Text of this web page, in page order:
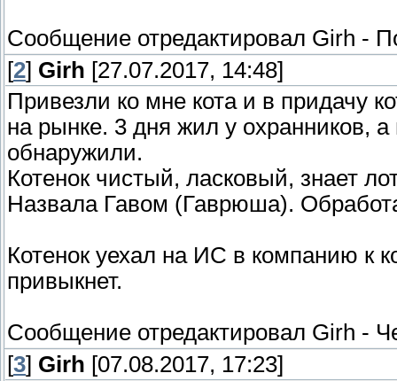
Сообщение отредактировал Girh -
[2] Girh [27.07.2017, 14:48]
Привезли ко мне кота и в придачу
на рынке. 3 дня жил у охранников, а
обнаружили.
Котенок чистый, ласковый, знает
Назвала Гавом (Гаврюша).
Котенок уехал на ИС в компанию к
привыкнет.
Сообщение отредактировал Girh -
[3] Girh [07.08.2017, 17:23]